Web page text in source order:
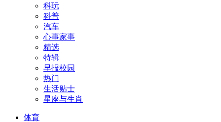
科玩
科普
汽车
心事家事
精选
特辑
早报校园
热门
生活贴士
星座与生肖
体育